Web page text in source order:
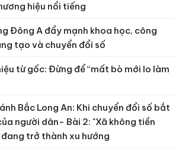
hiệu nổi tiếng
Đông A đẩy mạnh khoa học, công
tạo và chuyển đổi số
từ gốc: Đừng để “mất bò mới lo làm
Bắc Long An: Khi chuyển đổi số bắt
người dân- Bài 2: "Xã không tiền
trở thành xu hướng